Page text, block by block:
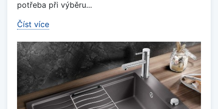
potřeba při výběru...
Číst více